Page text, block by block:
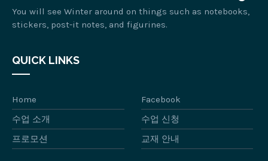
You will see Winter around on things such as notebooks,
stickers, post-it notes, and figurines.
QUICK LINKS
Home
Facebook
수업 소개
수업 신청
프로모션
교재 안내